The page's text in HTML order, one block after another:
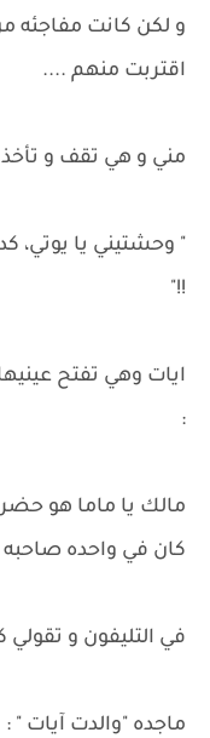
و لكن كانت مفاجئه
اقتربت منهم ....
مني و هي تقف و
" وحشتيني يا يوتي،
!!"
ايات وهي تفتح
:
مالك يا ماما هو
كان في واحده صاحبه
في التليفون و
ماجده "والدت آيات " :